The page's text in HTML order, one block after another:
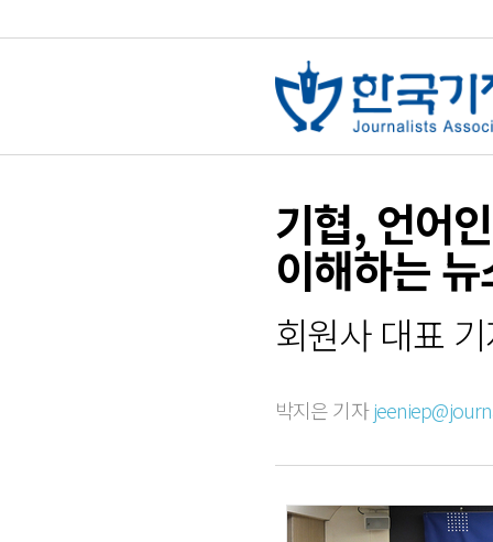
기협, 언어
이해하는
회원사 대표
박지은 기자